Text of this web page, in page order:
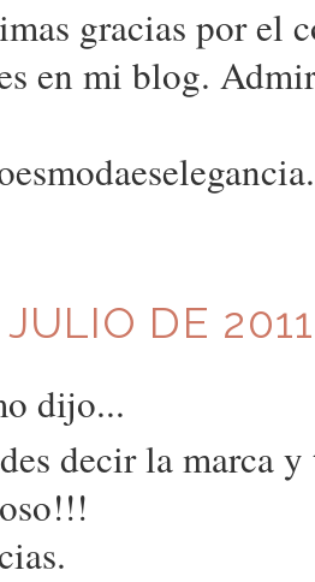
gracias por el
en mi blog.
JULIO DE
dijo...
decir la marca